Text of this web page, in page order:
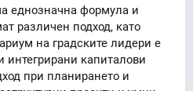
еднозначна формула и
различен подход, като
на градските лидери е
интегрирани капиталови
при планирането и